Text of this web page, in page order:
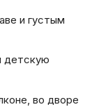
и густым
детскую
во дворе